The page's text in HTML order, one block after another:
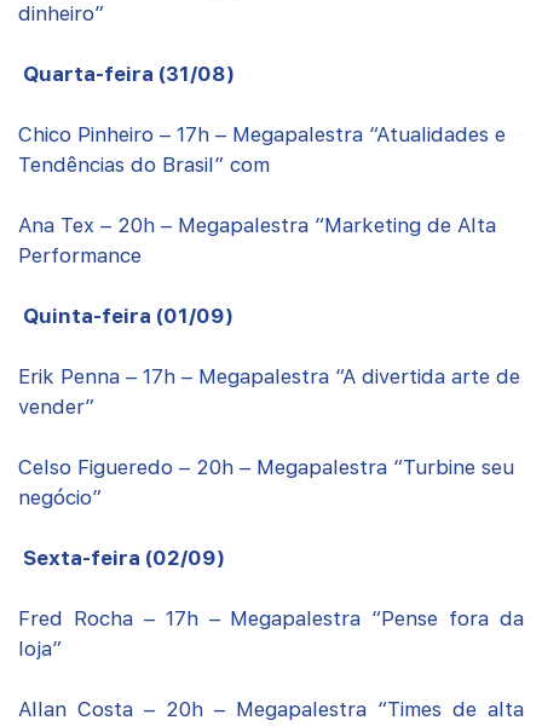
dinheiro”
Quarta-feira (31/08)
Chico Pinheiro – 17h – Megapalestra “Atualidades e
Tendências do Brasil” com
Ana Tex – 20h – Megapalestra “Marketing de Alta
Performance
Quinta-feira (01/09)
Erik Penna – 17h – Megapalestra “A divertida arte de
vender”
Celso Figueredo – 20h – Megapalestra “Turbine seu
negócio”
Sexta-feira (02/09)
Fred Rocha – 17h – Megapalestra “Pense fora da
loja”
Allan Costa – 20h – Megapalestra “Times de alta